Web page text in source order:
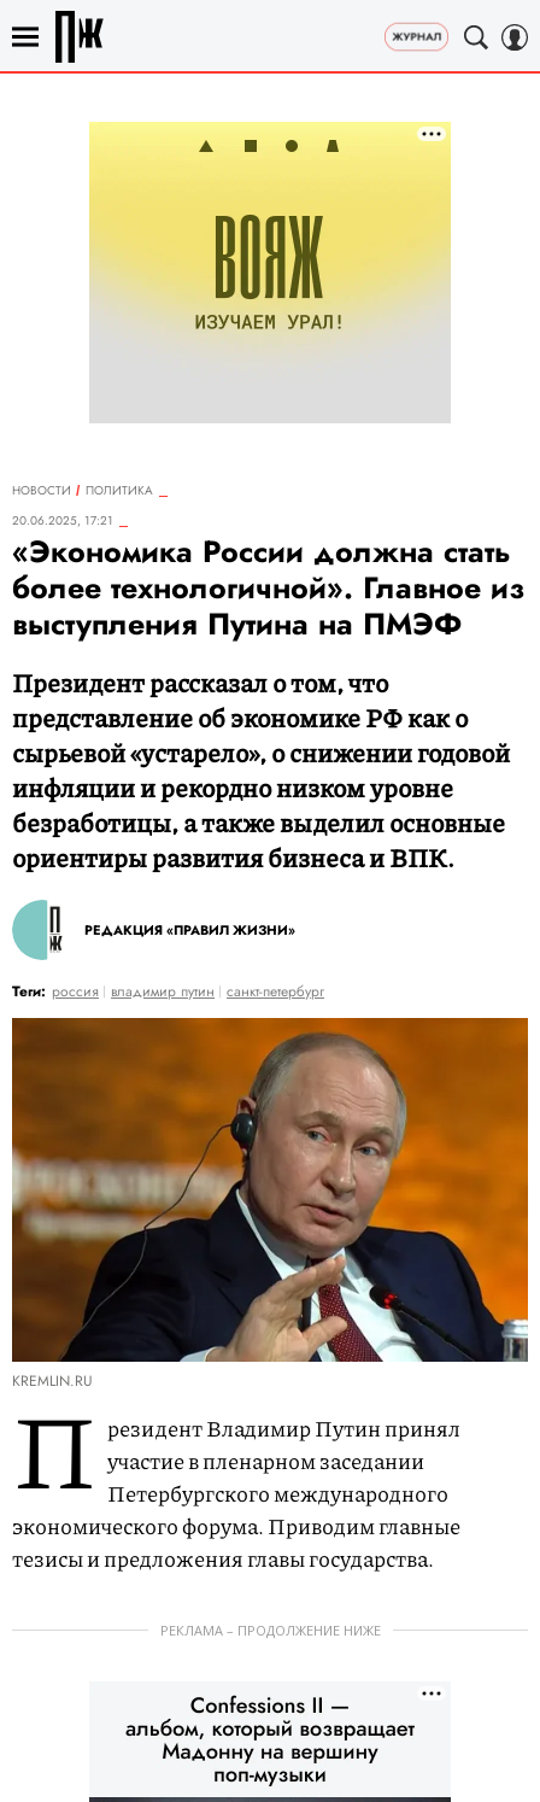
НОВОСТИ
ПОЛИТИКА
20.06.2025, 17:21
«Экономика России должна стать
более технологичной». Главное из
выступления Путина на ПМЭФ
Президент рассказал о том, что
представление об экономике РФ как о
сырьевой «устарело», о снижении годовой
инфляции и рекордно низком уровне
безработицы, а также выделил основные
ориентиры развития бизнеса и ВПК.
РЕДАКЦИЯ «ПРАВИЛ ЖИЗНИ»
Теги: россия владимир путин санкт-петербург
KREMLIN.RU
П резидент Владимир Путин принял
участие в пленарном заседании
Петербургского международного
экономического форума. Приводим главные
тезисы и предложения главы государства.
РЕКЛАМА – ПРОДОЛЖЕНИЕ НИЖЕ